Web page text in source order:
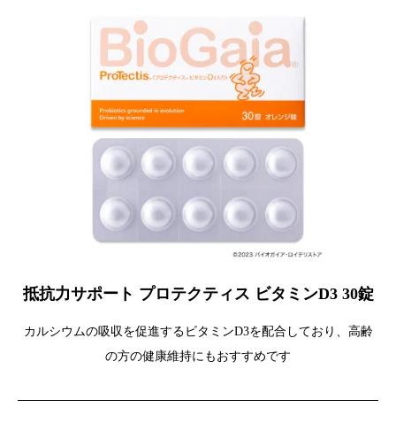
抵抗力サポート プロテクティス ビタミンD3 30錠
カルシウムの吸収を促進するビタミンD3を配合しており、高齢
の方の健康維持にもおすすめです